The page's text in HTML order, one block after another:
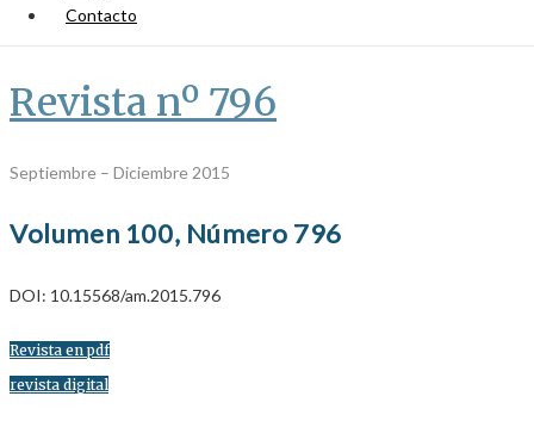
Contacto
Revista nº 796
Septiembre – Diciembre 2015
Volumen 100, Número 796
DOI: 10.15568/am.2015.796
Revista en pdf
revista digital